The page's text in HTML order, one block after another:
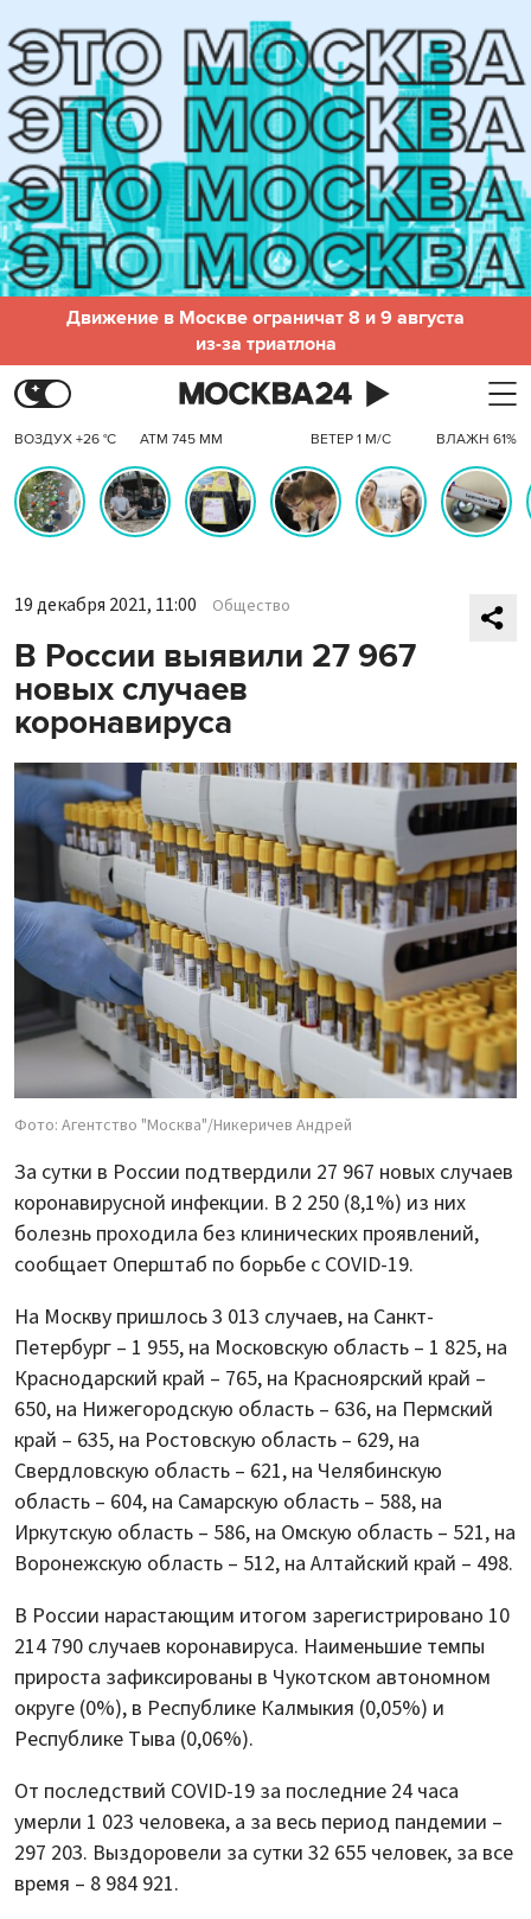
Движение в Москве ограничат 8 и 9 августа
из-за триатлона
ВОЗДУХ +26 °C АТМ 745 ММ ВЕТЕР 1 М/С ВЛАЖН 61%
19 декабря 2021, 11:00 Общество
В России выявили 27 967
новых случаев
коронавируса
Фото: Агентство "Москва"/Никеричев Андрей
За сутки в России подтвердили 27 967 новых случаев
коронавирусной инфекции. В 2 250 (8,1%) из них
болезнь проходила без клинических проявлений,
сообщает Оперштаб по борьбе с COVID-19.
На Москву пришлось 3 013 случаев, на Санкт-
Петербург – 1 955, на Московскую область – 1 825, на
Краснодарский край – 765, на Красноярский край –
650, на Нижегородскую область – 636, на Пермский
край – 635, на Ростовскую область – 629, на
Свердловскую область – 621, на Челябинскую
область – 604, на Самарскую область – 588, на
Иркутскую область – 586, на Омскую область – 521, на
Воронежскую область – 512, на Алтайский край – 498.
В России нарастающим итогом зарегистрировано 10
214 790 случаев коронавируса. Наименьшие темпы
прироста зафиксированы в Чукотском автономном
округе (0%), в Республике Калмыкия (0,05%) и
Республике Тыва (0,06%).
От последствий COVID-19 за последние 24 часа
умерли 1 023 человека, а за весь период пандемии –
297 203. Выздоровели за сутки 32 655 человек, за все
время – 8 984 921.